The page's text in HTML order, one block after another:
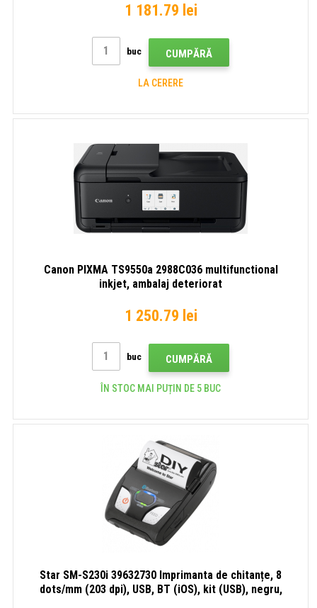
1 181.79 lei
buc CUMPĂRĂ
LA CERERE
Canon PIXMA TS9550a 2988C036 multifunctional
inkjet, ambalaj deteriorat
1 250.79 lei
buc CUMPĂRĂ
ÎN STOC MAI PUȚIN DE 5 BUC
Star SM-S230i 39632730 Imprimanta de chitanțe, 8
dots/mm (203 dpi), USB, BT (iOS), kit (USB), negru,